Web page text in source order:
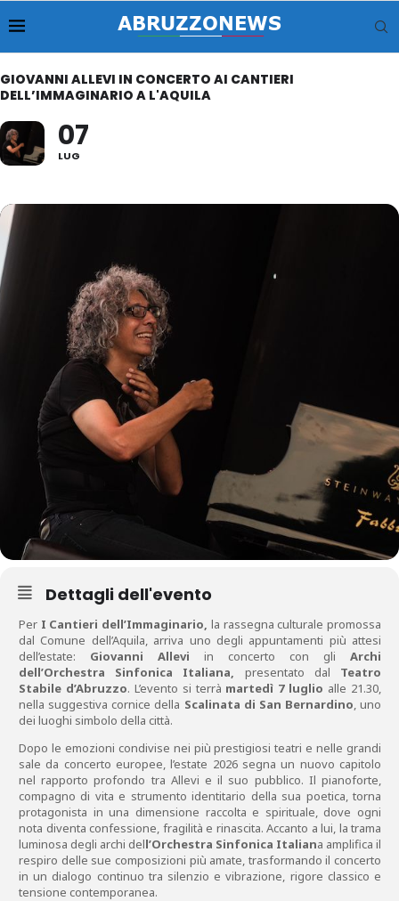
GIOVANNI ALLEVI IN CONCERTO AI CANTIERI
DELL’IMMAGINARIO A L'AQUILA
07
LUG
Dettagli dell'evento
Per I Cantieri dell’Immaginario, la rassegna culturale promossa
dal Comune dell’Aquila, arriva uno degli appuntamenti più attesi
dell’estate: Giovanni Allevi in concerto con gli Archi
dell’Orchestra Sinfonica Italiana, presentato dal Teatro
Stabile d’Abruzzo. L’evento si terrà martedì 7 luglio alle 21.30,
nella suggestiva cornice della Scalinata di San Bernardino, uno
dei luoghi simbolo della città.
Dopo le emozioni condivise nei più prestigiosi teatri e nelle grandi
sale da concerto europee, l’estate 2026 segna un nuovo capitolo
nel rapporto profondo tra Allevi e il suo pubblico. Il pianoforte,
compagno di vita e strumento identitario della sua poetica, torna
protagonista in una dimensione raccolta e spirituale, dove ogni
nota diventa confessione, fragilità e rinascita. Accanto a lui, la trama
luminosa degli archi dell’Orchestra Sinfonica Italiana amplifica il
respiro delle sue composizioni più amate, trasformando il concerto
in un dialogo continuo tra silenzio e vibrazione, rigore classico e
tensione contemporanea.